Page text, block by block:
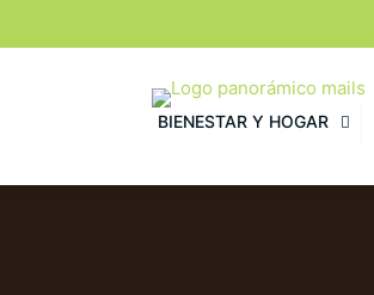
BIENESTAR Y HOGAR